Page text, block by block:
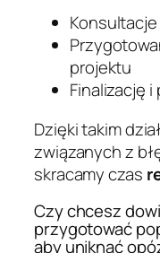
projektu
Finalizację
Dzięki takim
związanych z
skracamy czas
Czy chcesz
przygotować
aby uniknąć